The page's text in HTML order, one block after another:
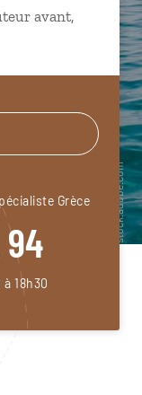
avant,
Grèce
18h30